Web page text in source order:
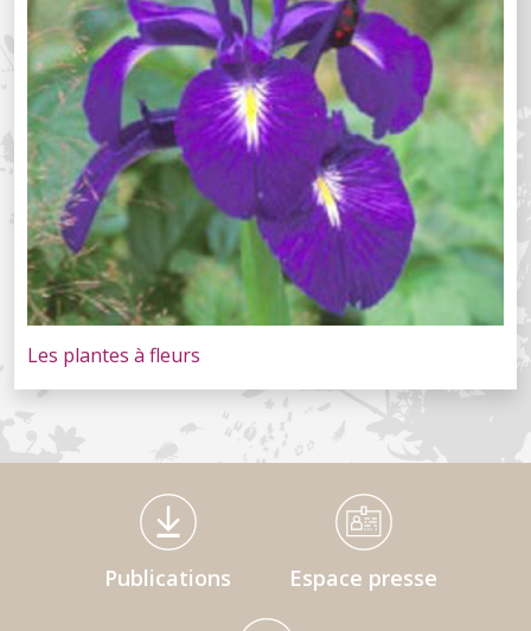
Les plantes à fleurs
Médiathèque Footer
Publications Espace presse